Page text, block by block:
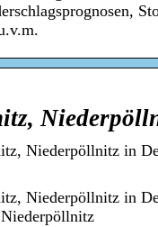
Niederpöllnitz in
Niederpöllnitz in